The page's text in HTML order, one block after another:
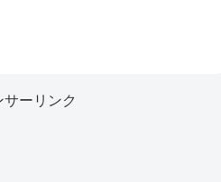
サーリンク